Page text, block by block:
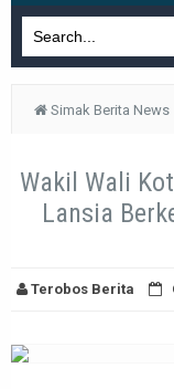
Simak Berita News
Wakil Wali
Lansia
Terobos Berita